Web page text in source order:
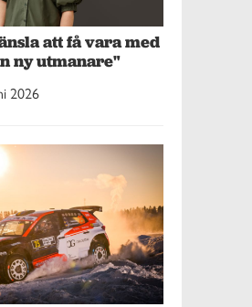
att få vara med
ny utmanare"
2026